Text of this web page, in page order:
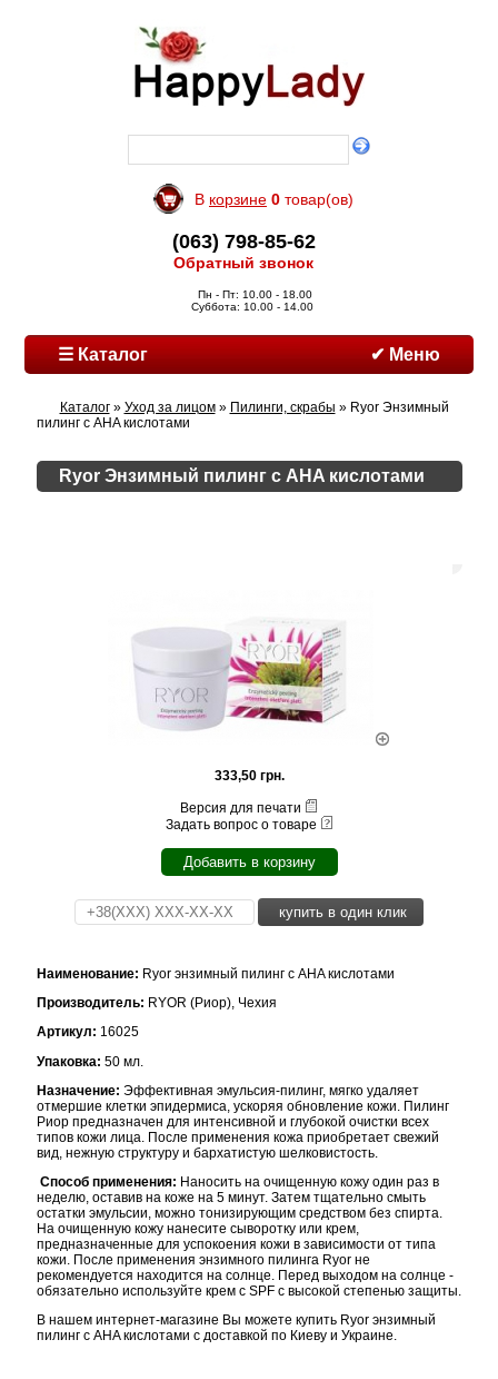
В корзине 0 товар(ов)
(063) 798-85-62
Обратный звонок
Пн - Пт: 10.00 - 18.00
Суббота: 10.00 - 14.00
☰ Каталог ✔ Меню
Каталог» Уход за лицом» Пилинги, скрабы » Ryor Энзимный
пилинг с AHA кислотами
Ryor Энзимный пилинг с AHA кислотами
333,50 грн.
Версия для печати
Задать вопрос о товаре
Добавить в корзину
купить в один клик
Наименование: Ryor энзимный пилинг с AHA кислотами
Производитель: RYOR (Риор), Чехия
Артикул: 16025
Упаковка: 50 мл.
Назначение: Эффективная эмульсия-пилинг, мягко удаляет
отмершие клетки эпидермиса, ускоряя обновление кожи. Пилинг
Риор предназначен для интенсивной и глубокой очистки всех
типов кожи лица. После применения кожа приобретает свежий
вид, нежную структуру и бархатистую шелковистость.
Способ применения: Наносить на очищенную кожу один раз в
неделю, оставив на коже на 5 минут. Затем тщательно смыть
остатки эмульсии, можно тонизирующим средством без спирта.
На очищенную кожу нанесите сыворотку или крем,
предназначенные для успокоения кожи в зависимости от типа
кожи. После применения энзимного пилинга Ryor не
рекомендуется находится на солнце. Перед выходом на солнце -
обязательно используйте крем с SPF с высокой степенью защиты.
В нашем интернет-магазине Вы можете купить Ryor энзимный
пилинг с AHA кислотами с доставкой по Киеву и Украине.